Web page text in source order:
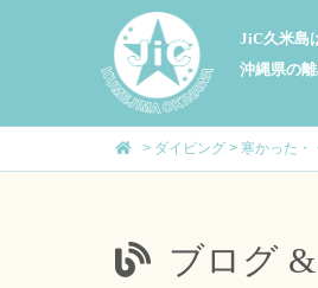
JiC久米島
沖縄県の
> ダイビング > 寒かった・
ブログ